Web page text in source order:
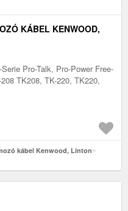
KÁBEL KENWOOD,
Pro-Talk, Pro-Power Free-
TK208, TK-220, TK220,
kábel Kenwood, Linton